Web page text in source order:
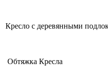
Кресло с деревянными
Обтяжка Кресла